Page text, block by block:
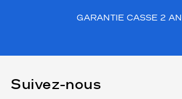
GARANTIE CASSE 2
Suivez-nous